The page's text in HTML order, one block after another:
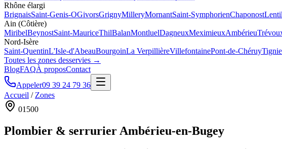
Rhône élargi
BrignaisSaint-Genis-OGivorsGrignyMilleryMornantSaint-SymphorienChaponost
Ain (Côtière)
MiribelBeynostSaint-MauriceThilBalanMontluelDagneuxMeximieuxAmbérieu
Nord-Isère
Saint-QuentinL'Isle-d'AbeauBourgoinLa VerpillièreVillefontainePont-de-Chéruy
Toutes les zones desservies →
BlogFAQÀ proposContact
Appeler09 39 24 79 36
Accueil / Zones
01500
Plombier & serrurier Ambérieu-en-Bugey